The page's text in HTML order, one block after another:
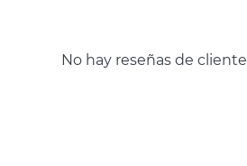
No hay reseñas de